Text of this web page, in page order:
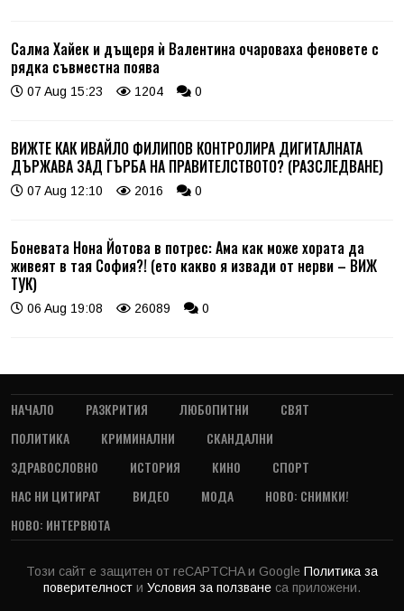
Салма Хайек и дъщеря ѝ Валентина очароваха феновете с
рядка съвместна поява
07 Aug 15:23 1204 0
ВИЖТЕ КАК ИВАЙЛО ФИЛИПОВ КОНТРОЛИРА ДИГИТАЛНАТА
ДЪРЖАВА ЗАД ГЪРБА НА ПРАВИТЕЛСТВОТО? (РАЗСЛЕДВАНЕ)
07 Aug 12:10 2016 0
Боневата Нона Йотова в потрес: Ама как може хората да
живеят в тая София?! (ето какво я извади от нерви – ВИЖ
ТУК)
06 Aug 19:08 26089 0
НАЧАЛО РАЗКРИТИЯ ЛЮБОПИТНИ
СВЯТ
ПОЛИТИКА
КРИМИНАЛНИ
СКАНДАЛНИ
ЗДРАВОСЛОВНО
ИСТОРИЯ КИНО
СПОРТ
НАС НИ ЦИТИРАТ
ВИДЕО МОДА
НОВО: СНИМКИ!
НОВО: ИНТЕРВЮТА
Този сайт е защитен от reCAPTCHA и Google Политика за
поверителност и Условия за ползване са приложени.